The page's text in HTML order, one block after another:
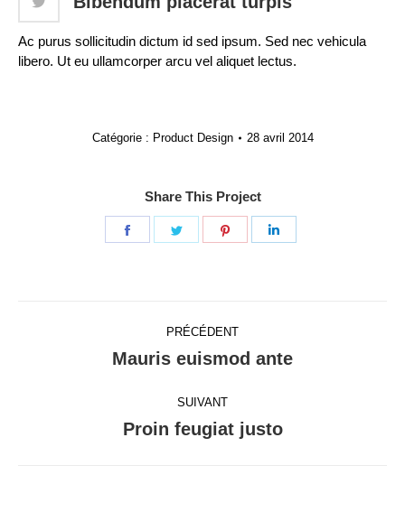
Ac purus sollicitudin dictum id sed ipsum. Sed nec vehicula
libero. Ut eu ullamcorper arcu vel aliquet lectus.
Catégorie : Product Design 28 avril 2014
Share This Project
Partager Partager Partager
Navigation
commentaire
PRÉCÉDENT
Onglet
Mauris euismod ante
SUIVANT
Projets
Proin feugiat justo